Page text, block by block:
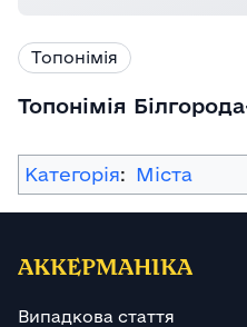
Топонімія
Топонімія
Категорія: Міста
АККЕРМАНІКА
Випадкова стаття